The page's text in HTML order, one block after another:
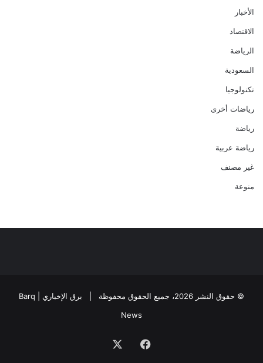
الأخبار
الاقتصاد
الرياضة
السعودية
تكنولوجيا
رياضات أخرى
رياضة
رياضة عربية
غير مصنف
منوعة
© حقوق النشر 2026، جميع الحقوق محفوظة |
برق الإخباري | Barq
News
فيسبوك